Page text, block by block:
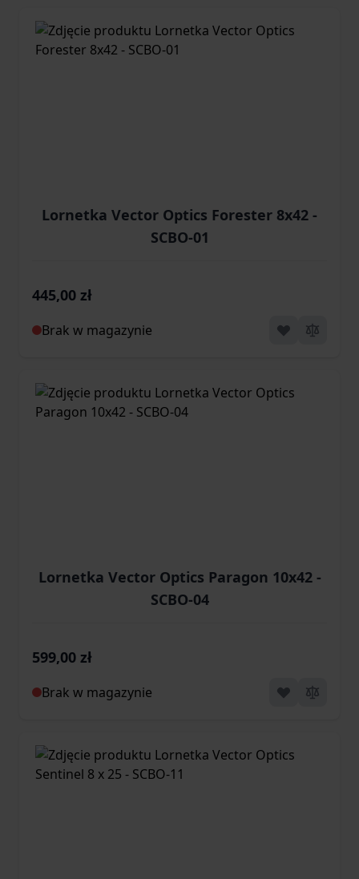
Lornetka Vector Optics Forester 8x42 -
SCBO-01
445,00 zł
Brak w magazynie
Lornetka Vector Optics Paragon 10x42 -
SCBO-04
599,00 zł
Brak w magazynie